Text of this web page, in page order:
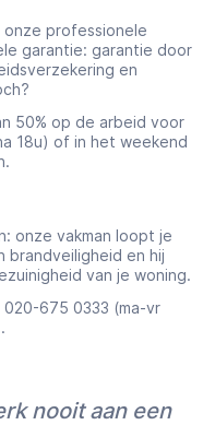
onze professionele
garantie: garantie door
en
50% op de arbeid voor
18u) of in het weekend
onze vakman loopt je
brandveiligheid en hij
van je woning.
675 0333 (ma-vr
nooit aan een